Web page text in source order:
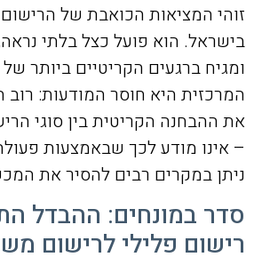
זוהי המציאות הכואבת של
בישראל. הוא פועל כצל בלתי
ומגיח ברגעים הקריטיים ביותר
המרכזית היא חוסר המודעות: רוב
את ההבחנה הקריטית בין סוגי
– אינו מודע לכך שבאמצעות
ניתן במקרים רבים להסיר את
סדר במונחים: ההבדל
רישום פלילי לרישום